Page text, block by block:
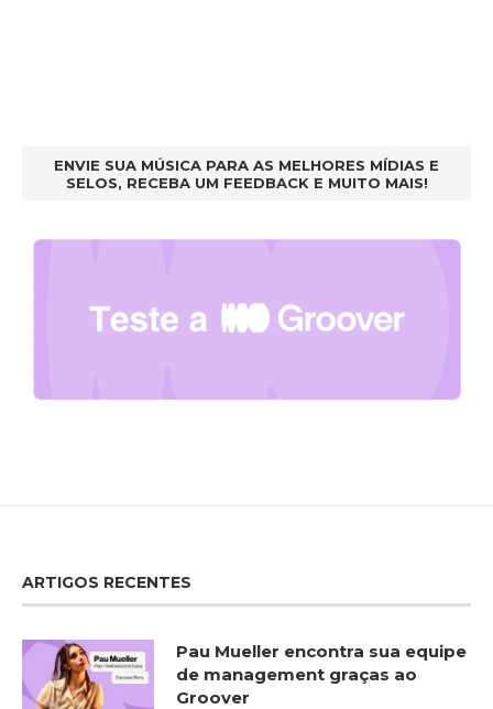
ENVIE SUA MÚSICA PARA AS MELHORES MÍDIAS E
SELOS, RECEBA UM FEEDBACK E MUITO MAIS!
ARTIGOS RECENTES
Pau Mueller encontra sua equipe
de management graças ao
Groover